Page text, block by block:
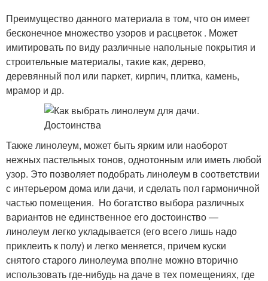
Преимущество данного материала в том, что он имеет
бесконечное множество узоров и расцветок . Может
имитировать по виду различные напольные покрытия и
строительные материалы, такие как, дерево,
деревянный пол или паркет, кирпич, плитка, камень,
мрамор и др.
Также линолеум, может быть ярким или наоборот
нежных пастельных тонов, однотонным или иметь любой
узор. Это позволяет подобрать линолеум в соответствии
с интерьером дома или дачи, и сделать пол гармоничной
частью помещения. Но богатство выбора различных
вариантов не единственное его достоинство —
линолеум легко укладывается (его всего лишь надо
приклеить к полу) и легко меняется, причем куски
снятого старого линолеума вполне можно вторично
использовать где-нибудь на даче в тех помещениях, где